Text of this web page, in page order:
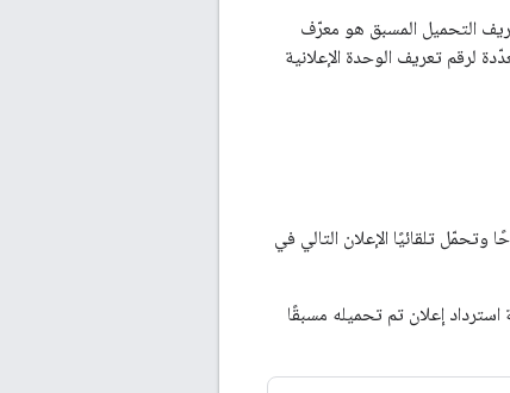
التحميل المسبق هو معرّف
لرقم تعريف الوحدة الإعلانية
وتحمّل تلقائيًا الإعلان التالي في
استرداد إعلان تم تحميله مسبقًا